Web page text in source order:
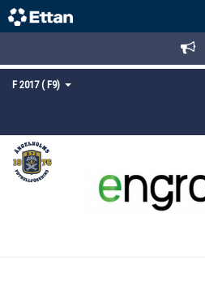
F 2017 ( F9)
HEM
NYHETER